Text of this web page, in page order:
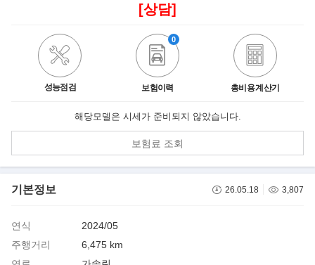
[상담]
성능점검 보험이력
0
총비용 계산기
해당모델은 시세가 준비되지 않았습니다.
보험료 조회
기본정보 26.05.18 3,807
연식
2024/05
주행거리
6,475 km